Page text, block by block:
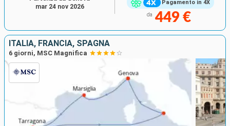
Pagamento in 4X
da 449 €
mar 24 nov 2026
ITALIA, FRANCIA, SPAGNA
6 giorni, MSC Magnifica